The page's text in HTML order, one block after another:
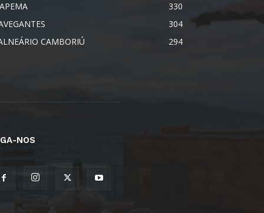
330
304
CAMBORIÚ
294
NOS